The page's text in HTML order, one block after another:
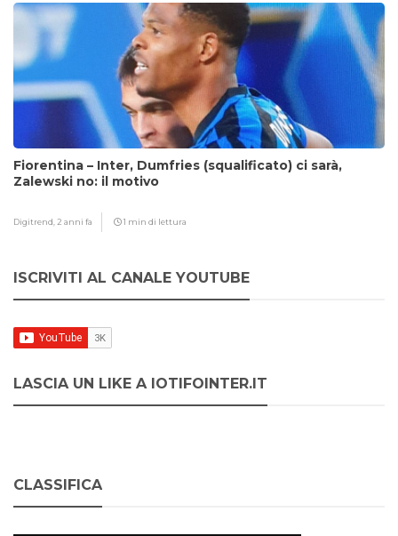
Fiorentina – Inter, Dumfries (squalificato) ci sarà,
Zalewski no: il motivo
Digitrend, 2 anni fa 1 min di lettura
ISCRIVITI AL CANALE YOUTUBE
LASCIA UN LIKE A IOTIFOINTER.IT
CLASSIFICA